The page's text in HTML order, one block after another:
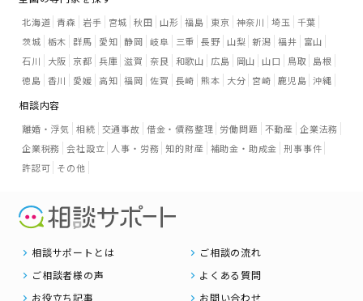
北海道 青森 岩手 宮城 秋田 山形 福島 東京 神奈川 埼玉
千葉
茨城 栃木 群馬 愛知 静岡 岐阜 三重 長野 山梨 新潟 福井
富山
石川
大阪 京都 兵庫 滋賀 奈良 和歌山 広島 岡山 山口 鳥取
島根
徳島 香川 愛媛 高知 福岡 佐賀 長崎 熊本 大分 宮崎 鹿児島 沖縄
相談内容
離婚・浮気 相続 交通事故 借金・債務整理 労働問題 不動産 企業法務
企業税務 会社設立 人事・労務 知的財産 補助金・助成金 刑事事件
許認可 その他
相談サポートとは
ご相談の流れ
ご相談者様の声
よくある質問
お役立ち記事
お問い合わせ